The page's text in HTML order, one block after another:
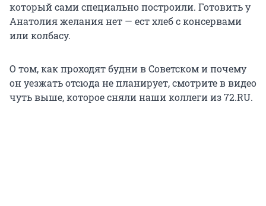
который сами специально построили. Готовить у
Анатолия желания нет — ест хлеб с консервами
или колбасу.
О том, как проходят будни в Советском и почему
он уезжать отсюда не планирует, смотрите в видео
чуть выше, которое сняли наши коллеги из 72.RU.